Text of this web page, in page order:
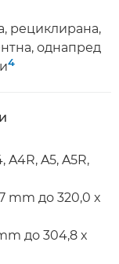
рециклирана,
однапред
4
A4R, A5, A5R,
mm до 320,0 x
до 304,8 x